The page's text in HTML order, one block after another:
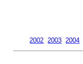
2002 2003 2004